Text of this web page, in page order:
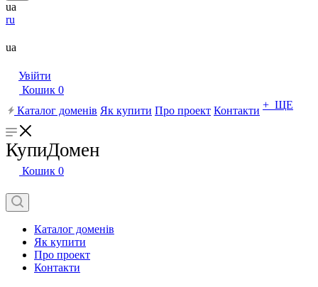
ua
ru
ua
Увійти
Кошик 0
Каталог доменів Як купити Про проект Контакти + ЩЕ
КупиДомен
Кошик 0
Каталог доменів
Як купити
Про проект
Контакти